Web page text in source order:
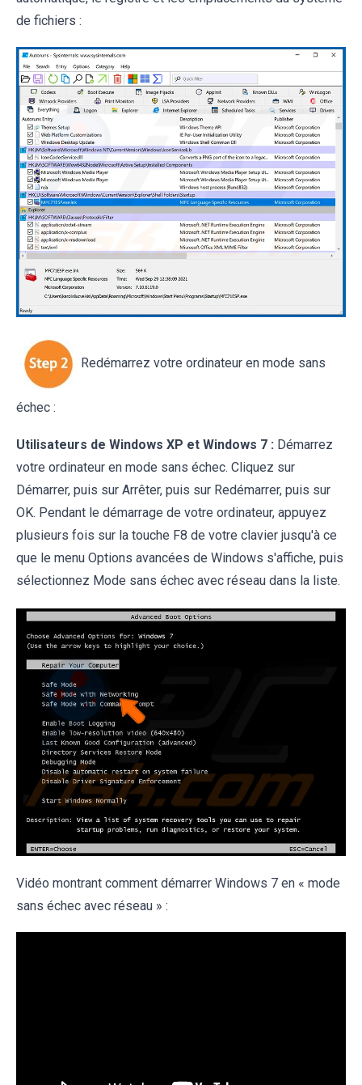
de fichiers :
Redémarrez votre ordinateur en mode sans
échec :
Utilisateurs de Windows XP et Windows 7 : Démarrez
votre ordinateur en mode sans échec. Cliquez sur
Démarrer, puis sur Arrêter, puis sur Redémarrer, puis sur
OK. Pendant le démarrage de votre ordinateur, appuyez
plusieurs fois sur la touche F8 de votre clavier jusqu'à ce
que le menu Options avancées de Windows s'affiche, puis
sélectionnez Mode sans échec avec réseau dans la liste.
Vidéo montrant comment démarrer Windows 7 en « mode
sans échec avec réseau » :